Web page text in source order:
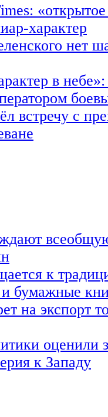
характер
нет
в
встречу с
к
бумажные
на экспорт
оценили
к Западу